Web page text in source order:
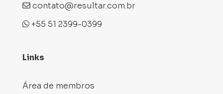
contato@resultar.com.br
+55 51 2399-0399
Links
Área de membros